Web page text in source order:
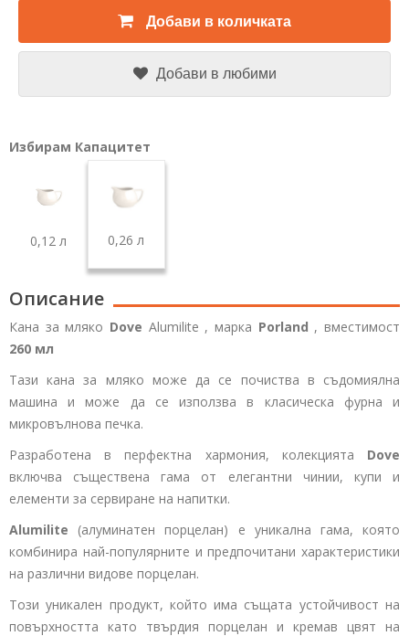
Добави в количката
Добави в любими
Избирам Капацитет
0,12 л 0,26 л
Описание
Кана за мляко Dove Alumilite , марка Porland , вместимост
260 мл
Тази кана за мляко може да се почиства в съдомиялна
машина и може да се използва в класическа фурна и
микровълнова печка.
Разработена в перфектна хармония, колекцията Dove
включва съществена гама от елегантни чинии, купи и
елементи за сервиране на напитки.
Alumilite (алуминатен порцелан) е уникална гама, която
комбинира най-популярните и предпочитани характеристики
на различни видове порцелан.
Този уникален продукт, който има същата устойчивост на
повърхността като твърдия порцелан и кремав цвят на